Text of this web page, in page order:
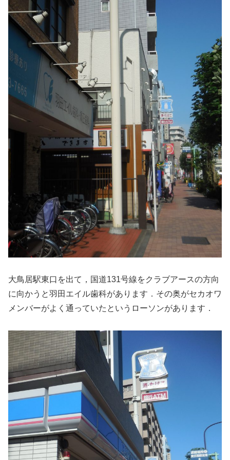
大鳥居駅東口を出て，国道131号線をクラブアースの方向
に向かうと羽田エイル歯科があります．その奥がセカオワ
メンバーがよく通っていたというローソンがあります．